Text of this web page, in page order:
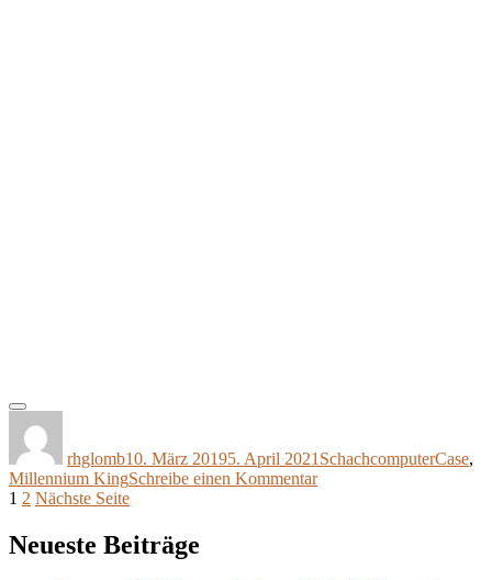
rhglomb10. März 20195. April 2021 SchachcomputerCase,
Millennium KingSchreibe einen Kommentarzu
Seitennummerierung
der
Beiträge
Seite
1 Seite
2 Nächste Seite
Neueste Beiträge